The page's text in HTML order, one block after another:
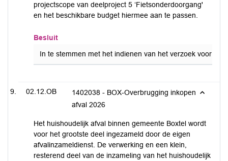
projectscope van deelproject 5 ‘Fietsonderdoorgang'
en het beschikbare budget hiermee aan te passen.
Besluit
In te stemmen met het indienen van het verzoek voor de
02.12.OB
1402038 - BOX-Overbrugging inkopen
afval 2026
Het huishoudelijk afval binnen gemeente Boxtel wordt
voor het grootste deel ingezameld door de eigen
afvalinzameldienst. De verwerking en een klein,
resterend deel van de inzameling van het huishoudelijk